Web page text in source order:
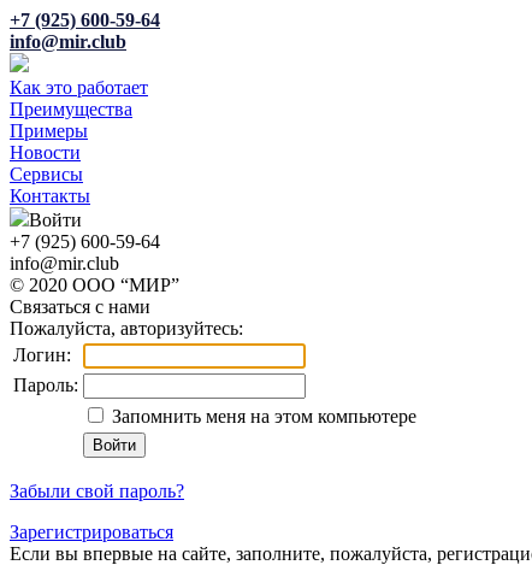
+7 (925) 600-59-64
info@mir.club
Как это работает
Преимущества
Примеры
Новости
Сервисы
Контакты
Войти
+7 (925) 600-59-64
info@mir.club
© 2020 ООО “МИР”
Связаться с нами
Пожалуйста, авторизуйтесь:
Логин:
Пароль:
Запомнить меня на этом компьютере
Забыли свой пароль?
Зарегистрироваться
Если вы впервые на сайте, заполните, пожалуйста,